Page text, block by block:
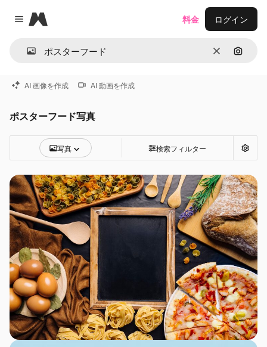
Close menu
Magnific
消去 画像で
料金 ログイン
AI 画像を作成 AI 動画を作成
ポスターフード写真
写真 検索フィルター